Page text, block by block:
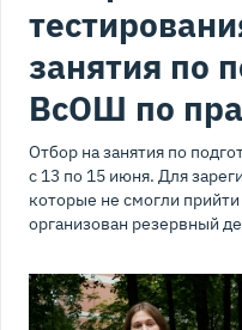
занятия по
ВсОШ по
Отбор на занятия по
с 13 по 15 июня. Для
которые не смогли
организован резервный